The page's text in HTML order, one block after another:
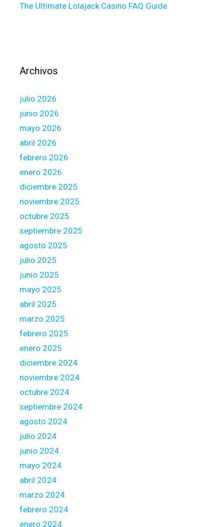
e
s
i
t
e
e
e
a
r
d
n
v
a
p
a
f
o
r
m
e
n
t
The Ultimate Lolajack Casino FAQ Guide
Archivos
julio 2026
junio 2026
mayo 2026
abril 2026
febrero 2026
enero 2026
diciembre 2025
noviembre 2025
octubre 2025
septiembre 2025
agosto 2025
julio 2025
junio 2025
mayo 2025
abril 2025
marzo 2025
febrero 2025
enero 2025
diciembre 2024
noviembre 2024
octubre 2024
septiembre 2024
agosto 2024
julio 2024
junio 2024
mayo 2024
abril 2024
marzo 2024
febrero 2024
enero 2024